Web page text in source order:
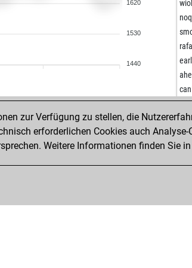
1620
1530
1440
zur Verfügung zu stellen, die
erforderlichen Cookies auch
Weitere Informationen finden Sie